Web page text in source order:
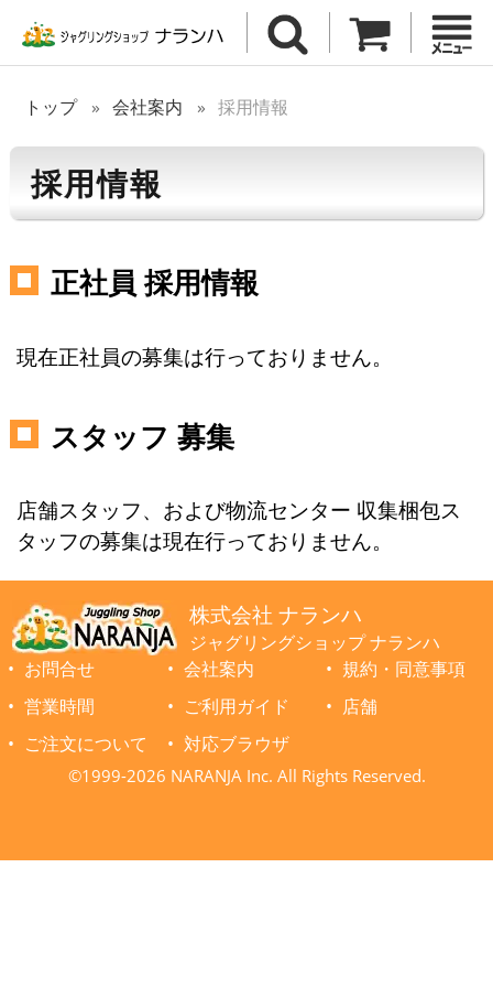
トップ 会社案内 採用情報
採用情報
正社員 採用情報
現在正社員の募集は行っておりません。
スタッフ 募集
店舗スタッフ、および物流センター 収集梱包ス
タッフの募集は現在行っておりません。
株式会社 ナランハ
ジャグリングショップ ナランハ
お問合せ
会社案内
規約・同意事項
営業時間
ご利用ガイド
店舗
ご注文について
対応ブラウザ
©1999-2026 NARANJA Inc. All Rights Reserved.